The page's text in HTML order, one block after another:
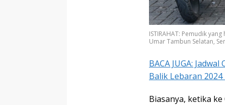
ISTIRAHAT: Pemudik
Umar Tambun Selatan,
BACA JUGA:
Balik Lebaran 2024
Biasanya, ketika